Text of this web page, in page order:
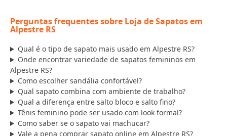
Perguntas frequentes sobre Loja de Sapatos em
Alpestre RS
Qual é o tipo de sapato mais usado em Alpestre RS?
Onde encontrar variedade de sapatos femininos em
Alpestre RS?
Como escolher sandália confortável?
Qual sapato combina com ambiente de trabalho?
Qual a diferença entre salto bloco e salto fino?
Tênis feminino pode ser usado com look formal?
Como saber se o sapato vai machucar?
Vale a pena comprar sapato online em Alpestre RS?